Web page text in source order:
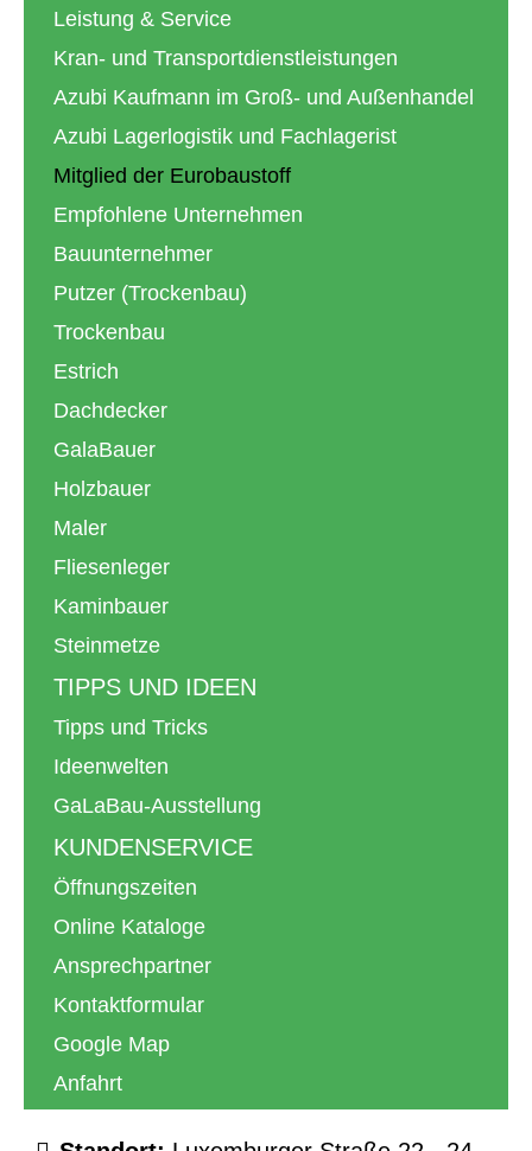
Leistung & Service
Kran- und Transportdienstleistungen
Azubi Kaufmann im Groß- und Außenhandel
Azubi Lagerlogistik und Fachlagerist
Mitglied der Eurobaustoff
Empfohlene Unternehmen
Bauunternehmer
Putzer (Trockenbau)
Trockenbau
Estrich
Dachdecker
GalaBauer
Holzbauer
Maler
Fliesenleger
Kaminbauer
Steinmetze
TIPPS UND IDEEN
Tipps und Tricks
Ideenwelten
GaLaBau-Ausstellung
KUNDENSERVICE
Öffnungszeiten
Online Kataloge
Ansprechpartner
Kontaktformular
Google Map
Anfahrt